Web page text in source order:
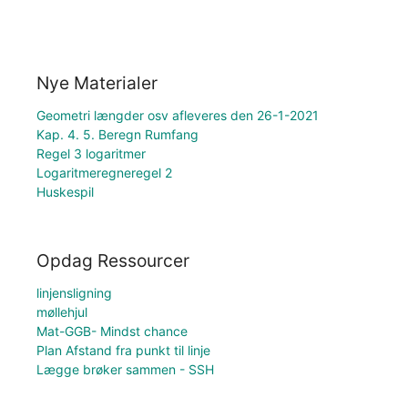
Nye Materialer
Geometri længder osv afleveres den 26-1-2021
Kap. 4. 5. Beregn Rumfang
Regel 3 logaritmer
Logaritmeregneregel 2
Huskespil
Opdag Ressourcer
linjensligning
møllehjul
Mat-GGB- Mindst chance
Plan Afstand fra punkt til linje
Lægge brøker sammen - SSH